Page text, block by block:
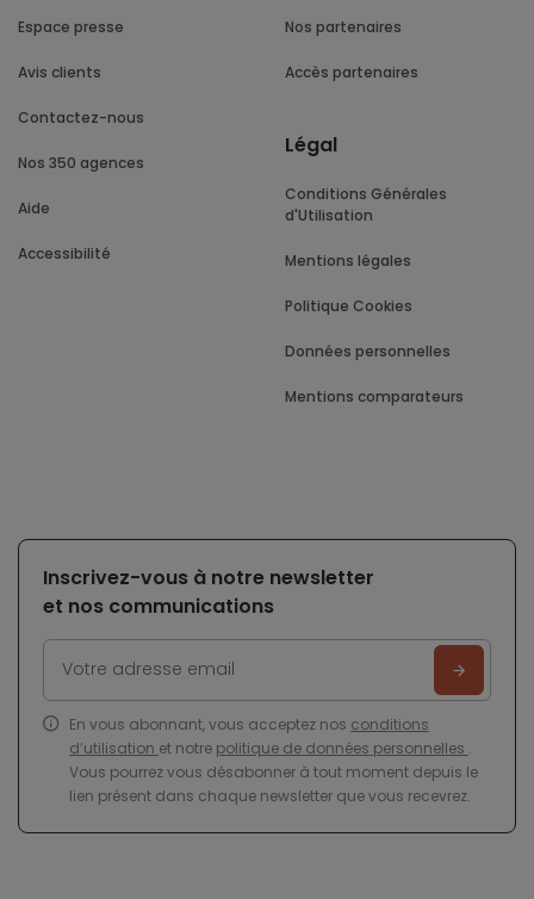
Espace presse
Avis clients
Contactez-nous
Nos 350 agences
Aide
Accessibilité
Nos partenaires
Accès partenaires
Légal
Conditions Générales
d'Utilisation
Mentions légales
Politique Cookies
Données personnelles
Mentions comparateurs
Inscrivez-vous à notre newsletter
et nos communications
En vous abonnant, vous acceptez nos conditions
d’utilisation et notre politique de données personnelles .
Vous pourrez vous désabonner à tout moment depuis le
lien présent dans chaque newsletter que vous recevrez.